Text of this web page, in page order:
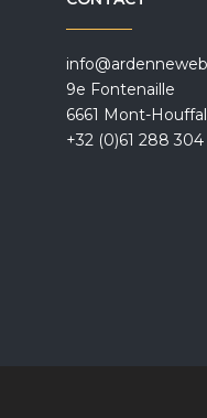
9e Fontenaille
6661 Mont-
+32 (0)61 288 304